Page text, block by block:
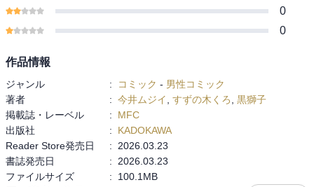
0
0
作品情報
ジャンル : コミック - 男性コミック
著者
: 今井ムジイ すずの木くろ
黒獅子
掲載誌・レーベル
:
MFC
出版社
:
KADOKAWA
Reader Store発売日
:
2026.03.23
書誌発売日
:
2026.03.23
ファイルサイズ
: 100.1MB